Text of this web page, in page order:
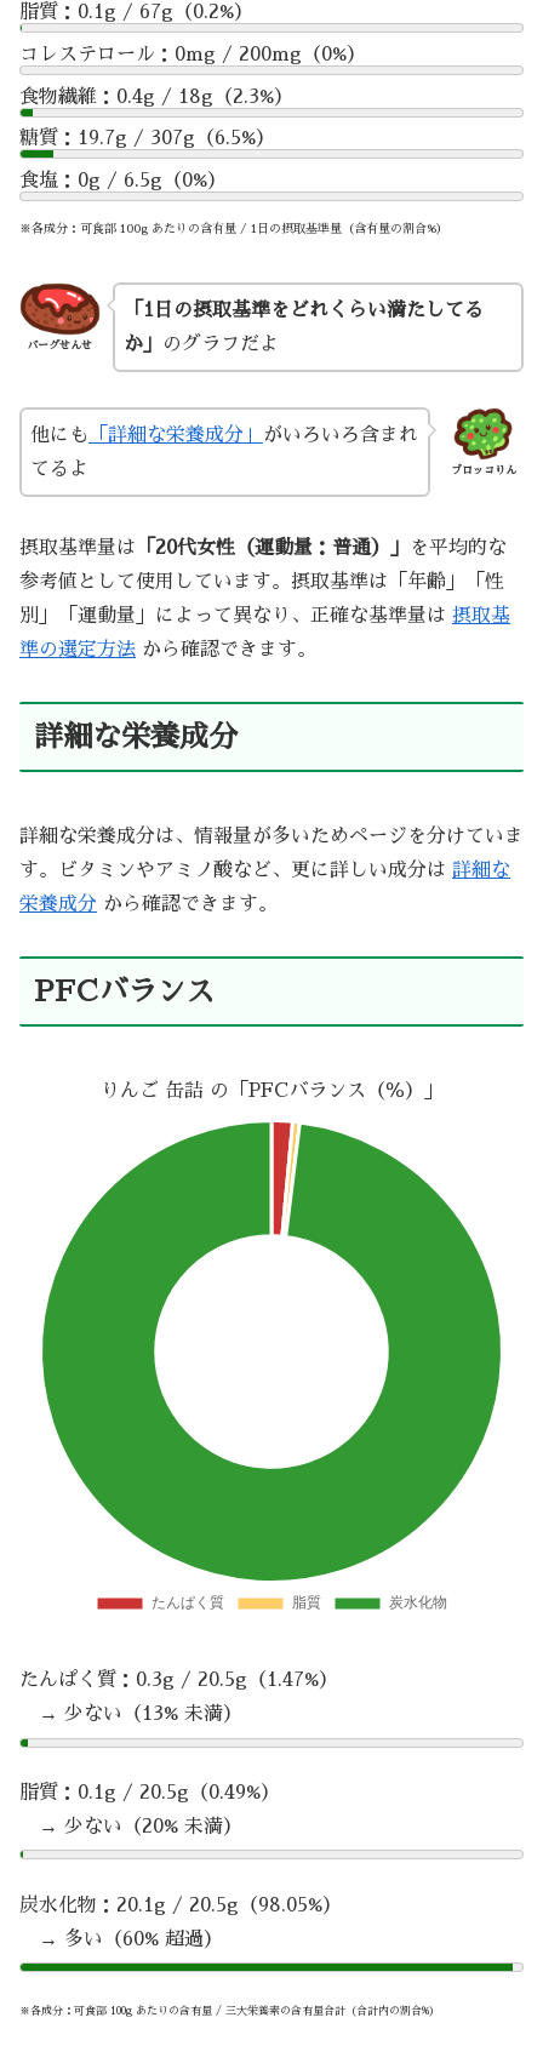
脂質：0.1g / 67g（0.2%）
コレステロール：0mg / 200mg（0%）
食物繊維：0.4g / 18g（2.3%）
糖質：19.7g / 307g（6.5%）
食塩：0g / 6.5g（0%）
※各成分：可食部 100g あたりの含有量 / 1日の摂取基準量（含有量の割合%）
バーグせんせ
「1日の摂取基準をどれくらい満たしてる
か」
のグラフだよ
ブロッコりん
他にも 「詳細な栄養成分」
がいろいろ含まれ
てるよ
摂取基準量は 「20代女性（運動量：普通）」
を平均的な
参考値として使用しています。摂取基準は「年齢」「性
別」「運動量」によって異なり、正確な基準量は 摂取基
準の選定方法 から確認できます。
詳細な栄養成分
詳細な栄養成分は、情報量が多いためページを分けていま
す。ビタミンやアミノ酸など、更に詳しい成分は 詳細な
栄養成分 から確認できます。
PFCバランス
りんご 缶詰 の「PFCバランス（％）」
たんぱく質：0.3g / 20.5g（1.47%）
→ 少ない（13% 未満）
脂質：0.1g / 20.5g（0.49%）
→ 少ない（20% 未満）
炭水化物：20.1g / 20.5g（98.05%）
→ 多い（60% 超過）
※各成分：可食部 100g あたりの含有量 / 三大栄養素の含有量合計（合計内の割合%）